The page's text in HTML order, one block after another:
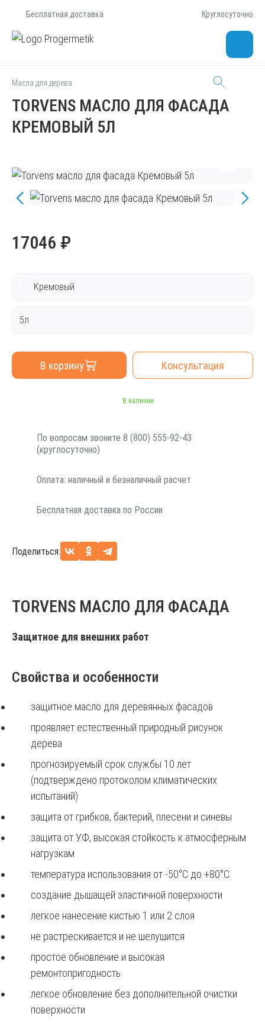
Бесплатная доставка Круглосуточно
Масла для дерева
TORVENS МАСЛО ДЛЯ ФАСАДА
КРЕМОВЫЙ 5Л
17046 ₽
Кремовый
5л
В корзину Консультация
В наличии
По вопросам звоните 8 (800) 555-92-43
(круглосуточно)
Оплата: наличный и безналичный расчет
Бесплатная доставка по России
Поделиться:
TORVENS МАСЛО ДЛЯ ФАСАДА
Защитное для внешних работ
Свойства и особенности
защитное масло для деревянных фасадов
проявляет естественный природный рисунок
дерева
прогнозируемый срок службы 10 лет
(подтверждено протоколом климатических
испытаний)
защита от грибков, бактерий, плесени и синевы
защита от УФ, высокая стойкость к атмосферным
нагрузкам
температура использования от -50°С до +80°С
создание дышащей эластичной поверхности
легкое нанесение кистью 1 или 2 слоя
не растрескивается и не шелушится
простое обновление и высокая
ремонтопригодность
легкое обновление без дополнительной очистки
поверхности